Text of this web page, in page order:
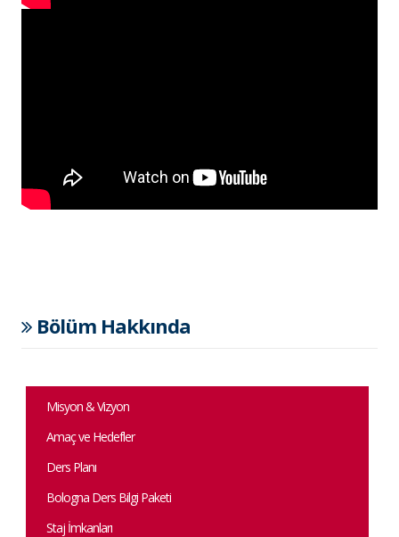
Bölüm Hakkında
Misyon & Vizyon
Amaç ve Hedefler
Ders Planı
Bologna Ders Bilgi Paketi
Staj İmkanları